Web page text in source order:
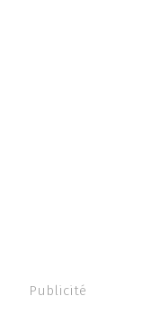
Publicité